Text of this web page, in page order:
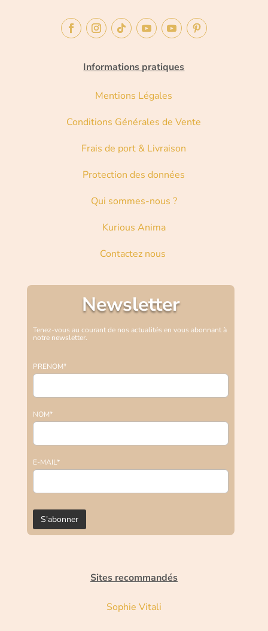
Informations pratiques
Mentions Légales
Conditions Générales de Vente
Frais de port & Livraison
Protection des données
Qui sommes-nous ?
Kurious Anima
Contactez nous
Newsletter
Tenez-vous au courant de nos actualités en vous abonnant à
notre newsletter.
PRENOM*
NOM*
E-MAIL*
Sites recommandés
Sophie Vitali